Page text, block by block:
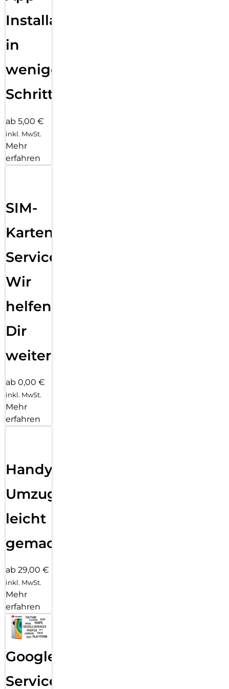
Installation
in
wenigen
Schritten
ab 5,00 €
inkl. MwSt.
Mehr
erfahren
SIM-
Karten
Service:
Wir
helfen
Dir
weiter
ab 0,00 €
inkl. MwSt.
Mehr
erfahren
Handy
Umzug
leicht
gemacht!
ab 29,00 €
inkl. MwSt.
Mehr
erfahren
Google
Services